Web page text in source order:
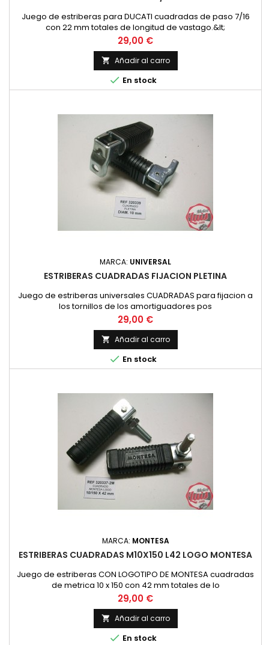
Juego de estriberas para DUCATI cuadradas de paso 7/16
con 22 mm totales de longitud de vastago.&lt;
Precio
29,00 €
 Añadir al carro
 En stock
MARCA: UNIVERSAL
ESTRIBERAS CUADRADAS FIJACION PLETINA
Juego de estriberas universales CUADRADAS para fijacion a
los tornillos de los amortiguadores pos
Precio
29,00 €
 Añadir al carro
 En stock
MARCA: MONTESA
ESTRIBERAS CUADRADAS M10X150 L42 LOGO MONTESA
Juego de estriberas CON LOGOTIPO DE MONTESA cuadradas
de metrica 10 x 150 con 42 mm totales de lo
Precio
29,00 €
 Añadir al carro
 En stock